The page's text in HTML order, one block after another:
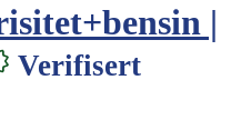
|
Verifisert